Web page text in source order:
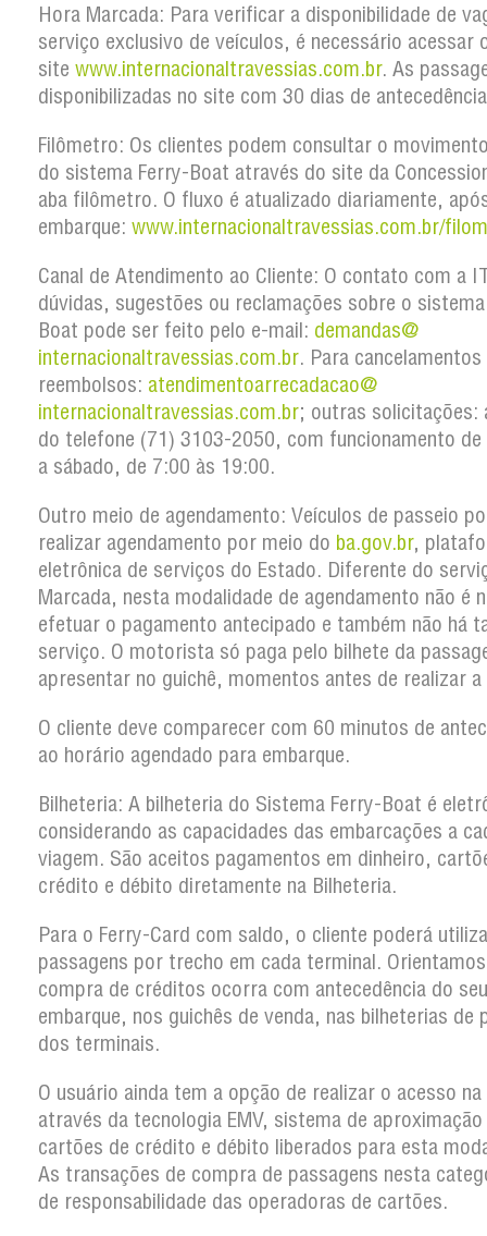
Hora Marcada: Para verificar a disponibilidade de
serviço exclusivo de veículos, é necessário acessar
site www.internacionaltravessias.com.br. As
disponibilizadas no site com 30 dias de
Filômetro: Os clientes podem consultar o
do sistema Ferry-Boat através do site da
aba filômetro. O fluxo é atualizado diariamente,
embarque: www.internacionaltravessias.com.br/
Canal de Atendimento ao Cliente: O contato com a
dúvidas, sugestões ou reclamações sobre o
Boat pode ser feito pelo e-mail: demandas@
internacionaltravessias.com.br. Para cancelamentos
reembolsos: atendimentoarrecadacao@
internacionaltravessias.com.br; outras solicitações:
do telefone (71) 3103-2050, com funcionamento de
a sábado, de 7:00 às 19:00.
Outro meio de agendamento: Veículos de passeio
realizar agendamento por meio do ba.gov.br,
eletrônica de serviços do Estado. Diferente do
Marcada, nesta modalidade de agendamento não é
efetuar o pagamento antecipado e também não há
serviço. O motorista só paga pelo bilhete da
apresentar no guichê, momentos antes de realizar
O cliente deve comparecer com 60 minutos de
ao horário agendado para embarque.
Bilheteria: A bilheteria do Sistema Ferry-Boat é
considerando as capacidades das embarcações a
viagem. São aceitos pagamentos em dinheiro,
crédito e débito diretamente na Bilheteria.
Para o Ferry-Card com saldo, o cliente poderá
passagens por trecho em cada terminal.
compra de créditos ocorra com antecedência do seu
embarque, nos guichês de venda, nas bilheterias de
dos terminais.
O usuário ainda tem a opção de realizar o acesso
através da tecnologia EMV, sistema de
cartões de crédito e débito liberados para esta
As transações de compra de passagens nesta
de responsabilidade das operadoras de cartões.